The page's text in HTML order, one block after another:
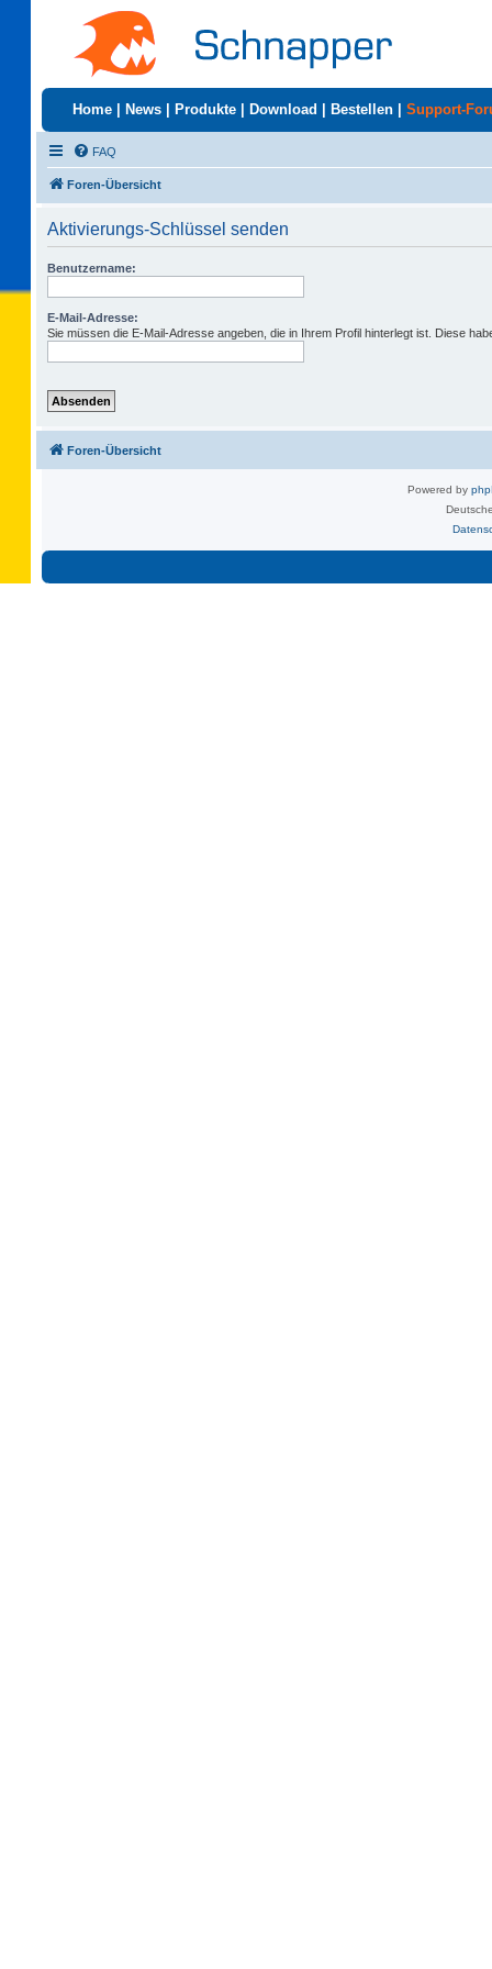
Home News Produkte Download Bestellen Support-
FAQ
Foren-Übersicht
Aktivierungs-Schlüssel senden
Benutzername:
E-Mail-Adresse:
Sie müssen die E-Mail-Adresse angeben, die in Ihrem Profil hinterlegt ist. Diese
Foren-Übersicht
Powered by